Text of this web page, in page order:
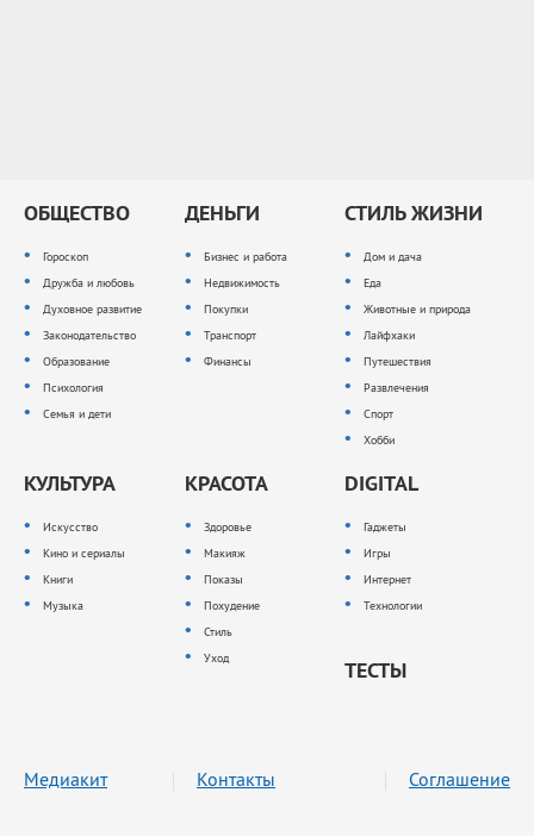
ОБЩЕСТВО
Гороскоп
Дружба и любовь
Духовное развитие
Законодательство
Образование
Психология
Семья и дети
ДЕНЬГИ
Бизнес и работа
Недвижимость
Покупки
Транспорт
Финансы
СТИЛЬ ЖИЗНИ
Дом и дача
Еда
Животные и природа
Лайфхаки
Путешествия
Развлечения
Спорт
Хобби
КУЛЬТУРА
Искусство
Кино и сериалы
Книги
Музыка
КРАСОТА
Здоровье
Макияж
Показы
Похудение
Стиль
Уход
DIGITAL
Гаджеты
Игры
Интернет
Технологии
ТЕСТЫ
Медиакит Контакты Соглашение